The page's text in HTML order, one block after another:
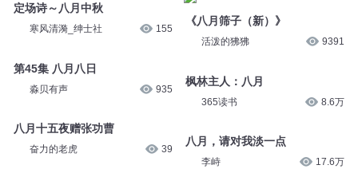
定场诗～八月中秋
寒风清漪_绅士社 155
第45集 八月八日
淼贝有声 935
八月十五夜赠张功曹
奋力的老虎 39
《八月筛子（新）》
活泼的狒狒 9391
枫林主人：八月
365读书 8.6万
八月，请对我淡一点
李峙 17.6万